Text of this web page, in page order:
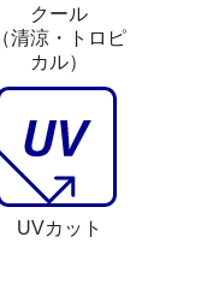
クール
（清涼・トロピ
カル）
UVカット